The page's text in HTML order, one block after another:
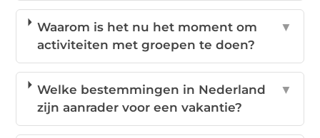
Waarom is het nu het moment om
activiteiten met groepen te doen?
▼
Welke bestemmingen in Nederland
zijn aanrader voor een vakantie?
▼